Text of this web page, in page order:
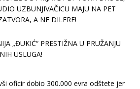
UZBUNJIVAČICU MAJU NA PET
A NE DILERE!
„ĐUKIĆ“ PRESTIŽNA U PRUŽANJU
USLUGA!
oficir dobio 300.000 evra odštete jer